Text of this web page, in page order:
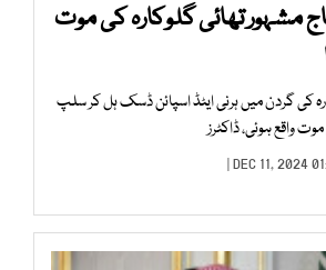
مشہور تھائی گلوکارہ کی موت
کی گردن میں ہرنی ایٹڈ اسپائن ڈسک ہل کر سلپ
واقع ہوئی، ڈاکٹرز